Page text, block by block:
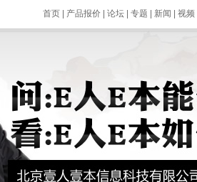
首页| 产品报价| 论坛| 专题 新闻 视频|